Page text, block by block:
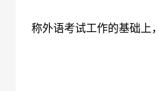
称外语考试工作的基础上